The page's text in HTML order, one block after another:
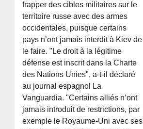
frapper des cibles militaires sur le
territoire russe avec des armes
occidentales, puisque certains
pays n’ont jamais interdit à Kiev de
le faire. "Le droit à la légitime
défense est inscrit dans la Charte
des Nations Unies", a-t-il déclaré
au journal espagnol La
Vanguardia. "Certains alliés n’ont
jamais introduit de restrictions, par
exemple le Royaume-Uni avec ses